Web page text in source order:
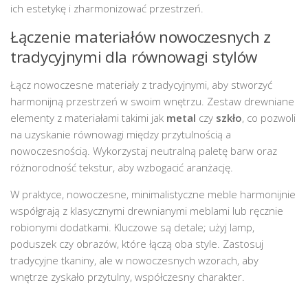
ich estetykę i zharmonizować przestrzeń.
Łączenie materiałów nowoczesnych z
tradycyjnymi dla równowagi stylów
Łącz nowoczesne materiały z tradycyjnymi, aby stworzyć
harmonijną przestrzeń w swoim wnętrzu. Zestaw drewniane
elementy z materiałami takimi jak metal czy szkło, co pozwoli
na uzyskanie równowagi między przytulnością a
nowoczesnością. Wykorzystaj neutralną paletę barw oraz
różnorodność tekstur, aby wzbogacić aranżację.
W praktyce, nowoczesne, minimalistyczne meble harmonijnie
współgrają z klasycznymi drewnianymi meblami lub ręcznie
robionymi dodatkami. Kluczowe są detale; użyj lamp,
poduszek czy obrazów, które łączą oba style. Zastosuj
tradycyjne tkaniny, ale w nowoczesnych wzorach, aby
wnętrze zyskało przytulny, współczesny charakter.